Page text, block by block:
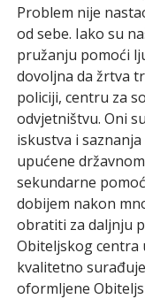
Problem nije
od sebe. Iako su
pružanju pomoći
dovoljna da žrtva
policiji, centru za
odvjetništvu. Oni
iskustva i
upućene
sekundarne
dobijem nakon
obratiti za daljnju
Obiteljskog centra
kvalitetno
oformljene